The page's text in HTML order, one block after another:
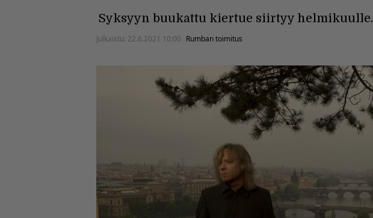
Syksyyn buukattu kiertue siirtyy helmikuulle.
Julkaistu: 22.6.2021 10:00 Rumban toimitus